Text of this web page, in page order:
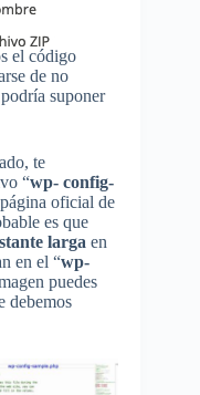
el código
de no
suponer
te
“wp- config-
oficial de
es que
larga en
en el “wp-
puedes
debemos